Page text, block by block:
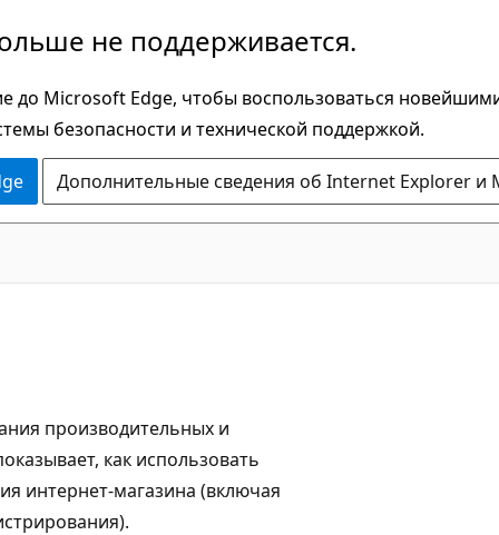
не поддерживается.
до Microsoft Edge, чтобы воспользоваться
безопасности и технической поддержкой.
Дополнительные сведения об Internet Explorer и
производительных и
как использовать
интернет-магазина (включая